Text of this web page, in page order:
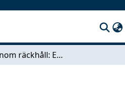
Kontroll inom räckhåll: Ett användarcentrerat produktutvecklingsarbete av Volvo Trucks trådlösa fjärrkontroll